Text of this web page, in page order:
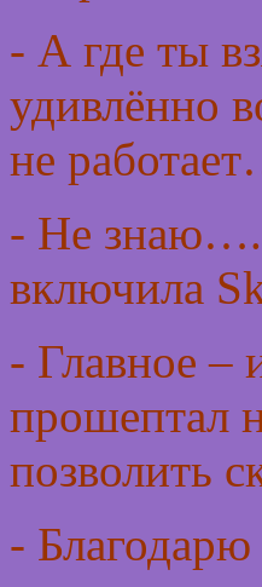
- А где ты
удивлённо
не
- Не знаю….
включила
- Главное –
прошептал
позволить
-